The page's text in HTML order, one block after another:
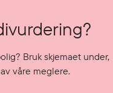
Bruk skjemaet under,
våre meglere.